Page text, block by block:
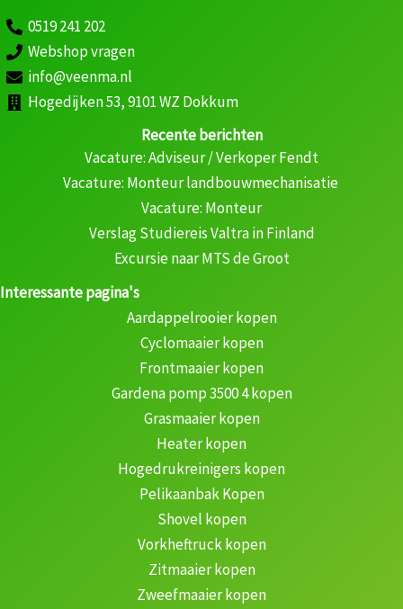
0519 241 202
Webshop vragen
info@veenma.nl
Hogedijken 53, 9101 WZ Dokkum
Recente berichten
Vacature: Adviseur / Verkoper Fendt
Vacature: Monteur landbouwmechanisatie
Vacature: Monteur
Verslag Studiereis Valtra in Finland
Excursie naar MTS de Groot
Interessante pagina's
Aardappelrooier kopen
Cyclomaaier kopen
Frontmaaier kopen
Gardena pomp 3500 4 kopen
Grasmaaier kopen
Heater kopen
Hogedrukreinigers kopen
Pelikaanbak Kopen
Shovel kopen
Vorkheftruck kopen
Zitmaaier kopen
Zweefmaaier kopen